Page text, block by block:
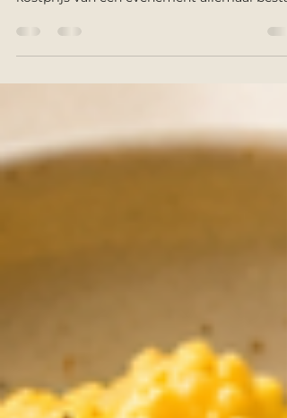
kostprijs van een evenement allemaal